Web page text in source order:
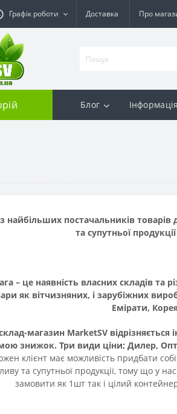
Графік роботи Доставка Про
Блог Інформація
найбільших постачальників
та супутньої
це наявність власних складів та
як вітчизняних, і зарубіжних
Емірати,
магазин MarketSV відрізняється
знижок. Три види ціни; Дилер, Опт,
клієнт має можливість придбати
та супутньої продукції, тому що у
замовити як 1шт так і цілий